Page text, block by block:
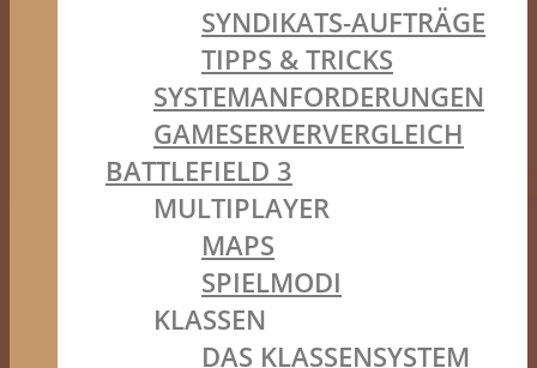
SYNDIKATS-AUFTRÄGE
TIPPS & TRICKS
SYSTEMANFORDERUNGEN
GAMESERVERVERGLEICH
BATTLEFIELD 3
MULTIPLAYER
MAPS
SPIELMODI
KLASSEN
DAS KLASSENSYSTEM